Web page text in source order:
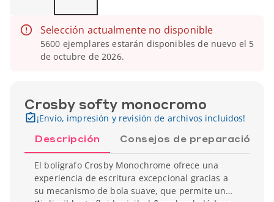
Selección actualmente no disponible
5600 ejemplares estarán disponibles de nuevo el 5
de octubre de 2026.
Crosby softy monocromo
¡Envío, impresión y revisión de archivos incluidos!
Descripción Consejos de preparación
El bolígrafo Crosby Monochrome ofrece una
experiencia de escritura excepcional gracias a
su mecanismo de bola suave, que permite un